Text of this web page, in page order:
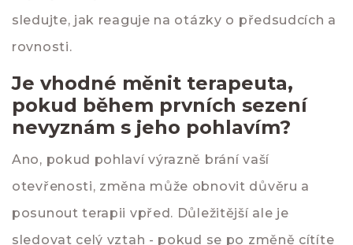
sledujte, jak reaguje na otázky o předsudcích a
rovnosti.
Je vhodné měnit terapeuta,
pokud během prvních sezení
nevyznám s jeho pohlavím?
Ano, pokud pohlaví výrazně brání vaší
otevřenosti, změna může obnovit důvěru a
posunout terapii vpřed. Důležitější ale je
sledovat celý vztah - pokud se po změně cítíte